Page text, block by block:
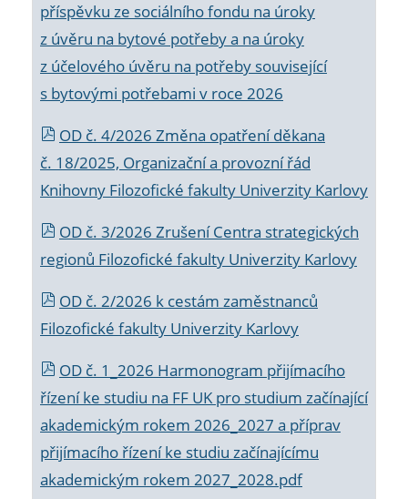
příspěvku ze sociálního fondu na úroky
z úvěru na bytové potřeby a na úroky
z účelového úvěru na potřeby související
s bytovými potřebami v roce 2026
OD č. 4/2026 Změna opatření děkana
č. 18/2025, Organizační a provozní řád
Knihovny Filozofické fakulty Univerzity Karlovy
OD č. 3/2026 Zrušení Centra strategických
regionů Filozofické fakulty Univerzity Karlovy
OD č. 2/2026 k cestám zaměstnanců
Filozofické fakulty Univerzity Karlovy
OD č. 1_2026 Harmonogram přijímacího
řízení ke studiu na FF UK pro studium začínající
akademickým rokem 2026_2027 a příprav
přijímacího řízení ke studiu začínajícímu
akademickým rokem 2027_2028.pdf